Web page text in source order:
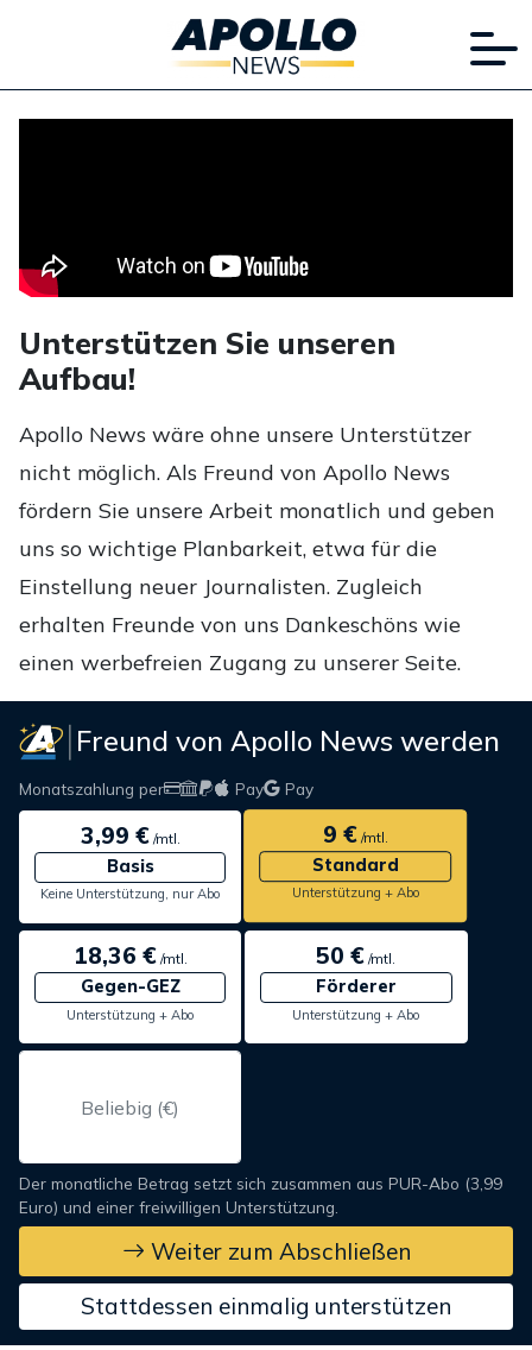
Unterstützen Sie unseren
Aufbau!
Apollo News wäre ohne unsere Unterstützer
nicht möglich. Als Freund von Apollo News
fördern Sie unsere Arbeit monatlich und geben
uns so wichtige Planbarkeit, etwa für die
Einstellung neuer Journalisten. Zugleich
erhalten Freunde von uns Dankeschöns wie
einen werbefreien Zugang zu unserer Seite.
Freund von Apollo News werden
Monatszahlung per Pay Pay
3,99 €/mtl.
Basis
Keine Unterstützung, nur Abo
9 €/mtl.
Standard
Unterstützung + Abo
18,36 €/mtl.
Gegen-GEZ
Unterstützung + Abo
50 € /mtl.
Förderer
Unterstützung + Abo
Der monatliche Betrag setzt sich zusammen aus PUR-Abo (3,99
Euro) und einer freiwilligen Unterstützung.
Weiter zum Abschließen
Stattdessen einmalig unterstützen